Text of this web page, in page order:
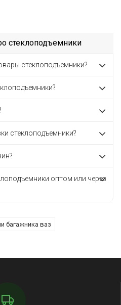
стеклоподъемники
стеклоподъемники?
стеклоподъемники?
оптом или через
багажника ваз